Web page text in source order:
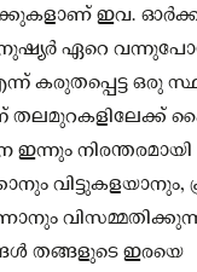
ഇവ.
ഏറെ
കരുതപ്പെട്ട ഒരു
തലമുറകളിലേക്ക്
നിരന്തരമായി
വിട്ടുകളയാനും,
തങ്ങളുടെ ഇരയെ